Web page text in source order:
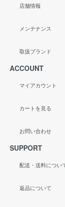
店舗情報
メンテナンス
取扱ブランド
ACCOUNT
マイアカウント
カートを見る
お問い合わせ
SUPPORT
配送・送料につい
返品について